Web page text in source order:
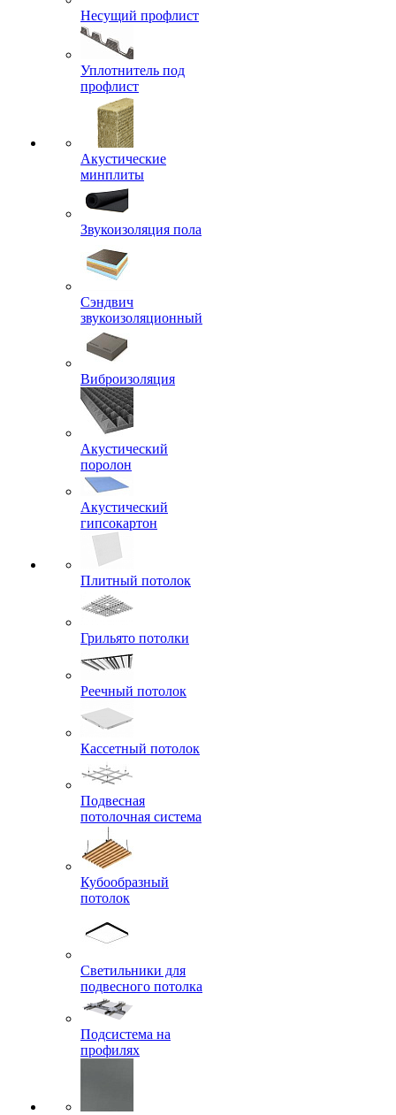
Несущий профлист
Уплотнитель под
профлист
Акустические
минплиты
Звукоизоляция пола
Сэндвич
звукоизоляционный
Виброизоляция
Акустический
поролон
Акустический
гипсокартон
Плитный потолок
Грильято потолки
Реечный потолок
Кассетный потолок
Подвесная
потолочная система
Кубообразный
потолок
Светильники для
подвесного потолка
Подсистема на
профилях